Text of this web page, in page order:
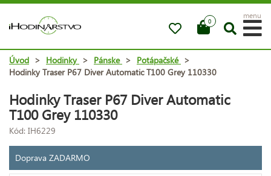
0
menu
Úvod > Hodinky > Pánske > Potápačské >
Hodinky Traser P67 Diver Automatic T100 Grey 110330
Hodinky Traser P67 Diver Automatic
T100 Grey 110330
Kód: IH6229
Doprava ZADARMO